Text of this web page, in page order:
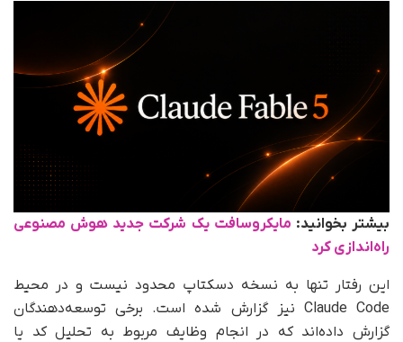
بیشتر بخوانید: مایکروسافت یک شرکت جدید هوش مصنوعی
راه‌اندازی کرد
این رفتار تنها به نسخه دسکتاپ محدود نیست و در محیط
Claude Code نیز گزارش شده است. برخی توسعه‌دهندگان
گزارش داده‌اند که در انجام وظایف مربوط به تحلیل کد یا